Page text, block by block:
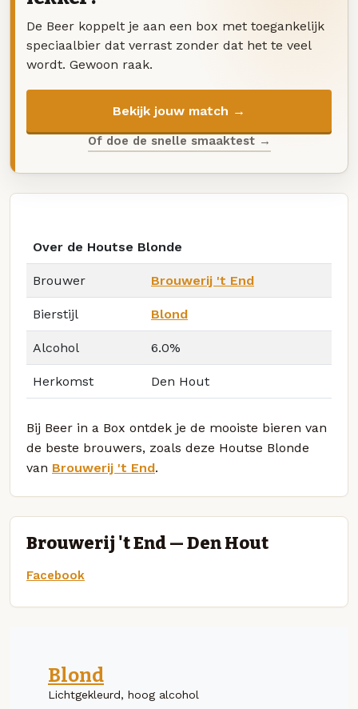
De Beer koppelt je aan een box met toegankelijk
speciaalbier dat verrast zonder dat het te veel
wordt. Gewoon raak.
Bekijk jouw match →
Of doe de snelle smaaktest →
Over de Houtse Blonde
Brouwer Brouwerij 't End
Bierstijl Blond
Alcohol 6.0%
Herkomst Den Hout
Bij Beer in a Box ontdek je de mooiste bieren van
de beste brouwers, zoals deze Houtse Blonde
van Brouwerij 't End.
Brouwerij 't End — Den Hout
Facebook
Blond
Lichtgekleurd, hoog alcohol